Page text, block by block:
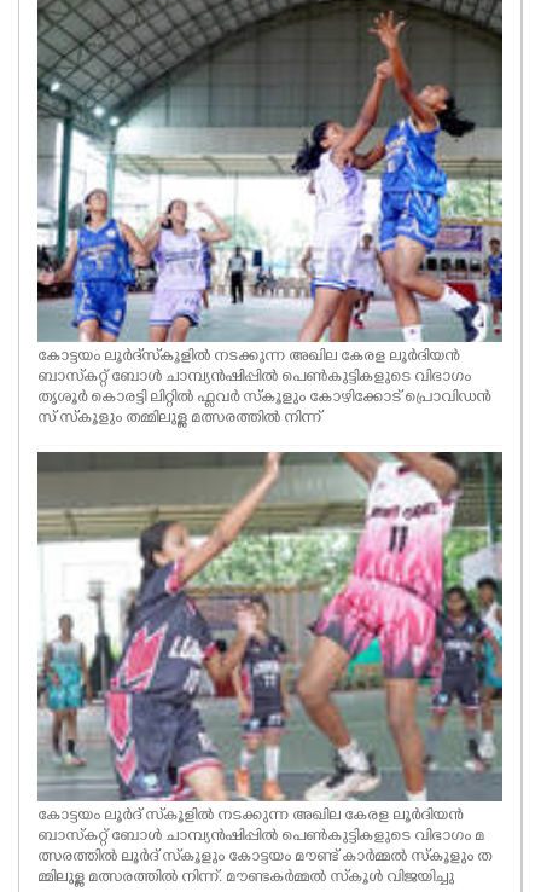
കോട്ടയം ലൂർദ്‌ സ്‌കൂളിൽ നടക്കുന്ന അഖില കേരള ലൂർദിയൻ
ബാസ്‌കറ്റ് ബോൾ ചാമ്പ്യൻഷിപ്പിൽ പെൺകുട്ടികളുടെ വിഭാഗം
തൃശൂർ കൊരട്ടി ലിറ്റിൽ ഫ്ലവർ സ്‌കൂളും കോഴിക്കോട് പ്രൊവിഡൻ
സ് സ്‌കൂളും തമ്മിലുള്ള മത്സരത്തിൽ നിന്ന്
കോട്ടയം ലൂര്‍ദ്‌ സ്‌കൂളില്‍ നടക്കുന്ന അഖില കേരള ലൂർദിയന്‍
ബാസ്‌കറ്റ് ബോള്‍ ചാമ്പ്യന്‍ഷിപ്പിൽ പെൺകുട്ടികളുടെ വിഭാഗം മ
ത്സരത്തിൽ ലൂർദ് സ്‌കൂളും കോട്ടയം മൗണ്ട് കാർമ്മൽ സ്‌കൂളും ത
മ്മിലുള്ള മത്സരത്തിൽ നിന്ന്. മൗണ്ടകർമ്മൽ സ്‌കൂൾ വിജയിച്ചു